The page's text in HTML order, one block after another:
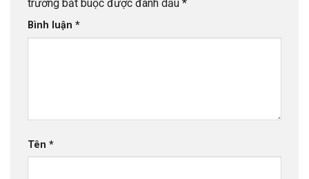
trường bắt buộc được đánh dấu *
Bình luận *
Tên *